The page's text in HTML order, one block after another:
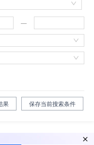
果 保存当前搜索条件